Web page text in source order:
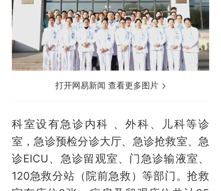
打开网易新闻 查看更多图片
科室设有急诊内科 、外科、儿科等诊
室，急诊预检分诊大厅、急诊抢救室、急
诊EICU、急诊留观室、门急诊输液室、
120急救分站（院前急救）等部门。抢救